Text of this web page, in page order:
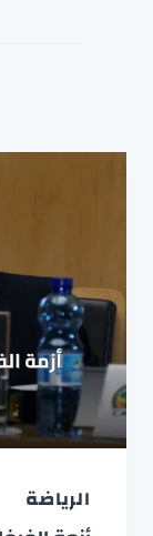
الرياضة